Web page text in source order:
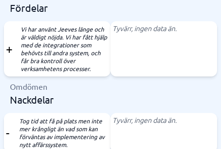
Fördelar
Vi har använt Jeeves länge och
är väldigt nöjda. Vi har fått hjälp
med de integrationer som
behövts till andra system, och
får bra kontroll över
verksamhetens processer.
Tyvärr, ingen data än.
Omdömen
Nackdelar
Tog tid att få på plats men inte
mer krångligt än vad som kan
förväntas av implementering av
nytt affärssystem.
Tyvärr, ingen data än.